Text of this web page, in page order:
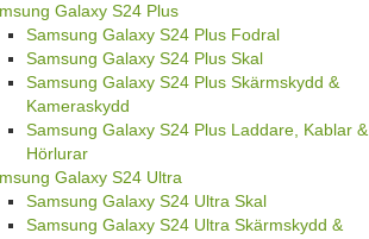
Galaxy S24 Plus
Samsung Galaxy S24 Plus Fodral
Samsung Galaxy S24 Plus Skal
Samsung Galaxy S24 Plus Skärmskydd &
Kameraskydd
Samsung Galaxy S24 Plus Laddare, Kablar &
Hörlurar
Galaxy S24 Ultra
Samsung Galaxy S24 Ultra Skal
Samsung Galaxy S24 Ultra Skärmskydd &